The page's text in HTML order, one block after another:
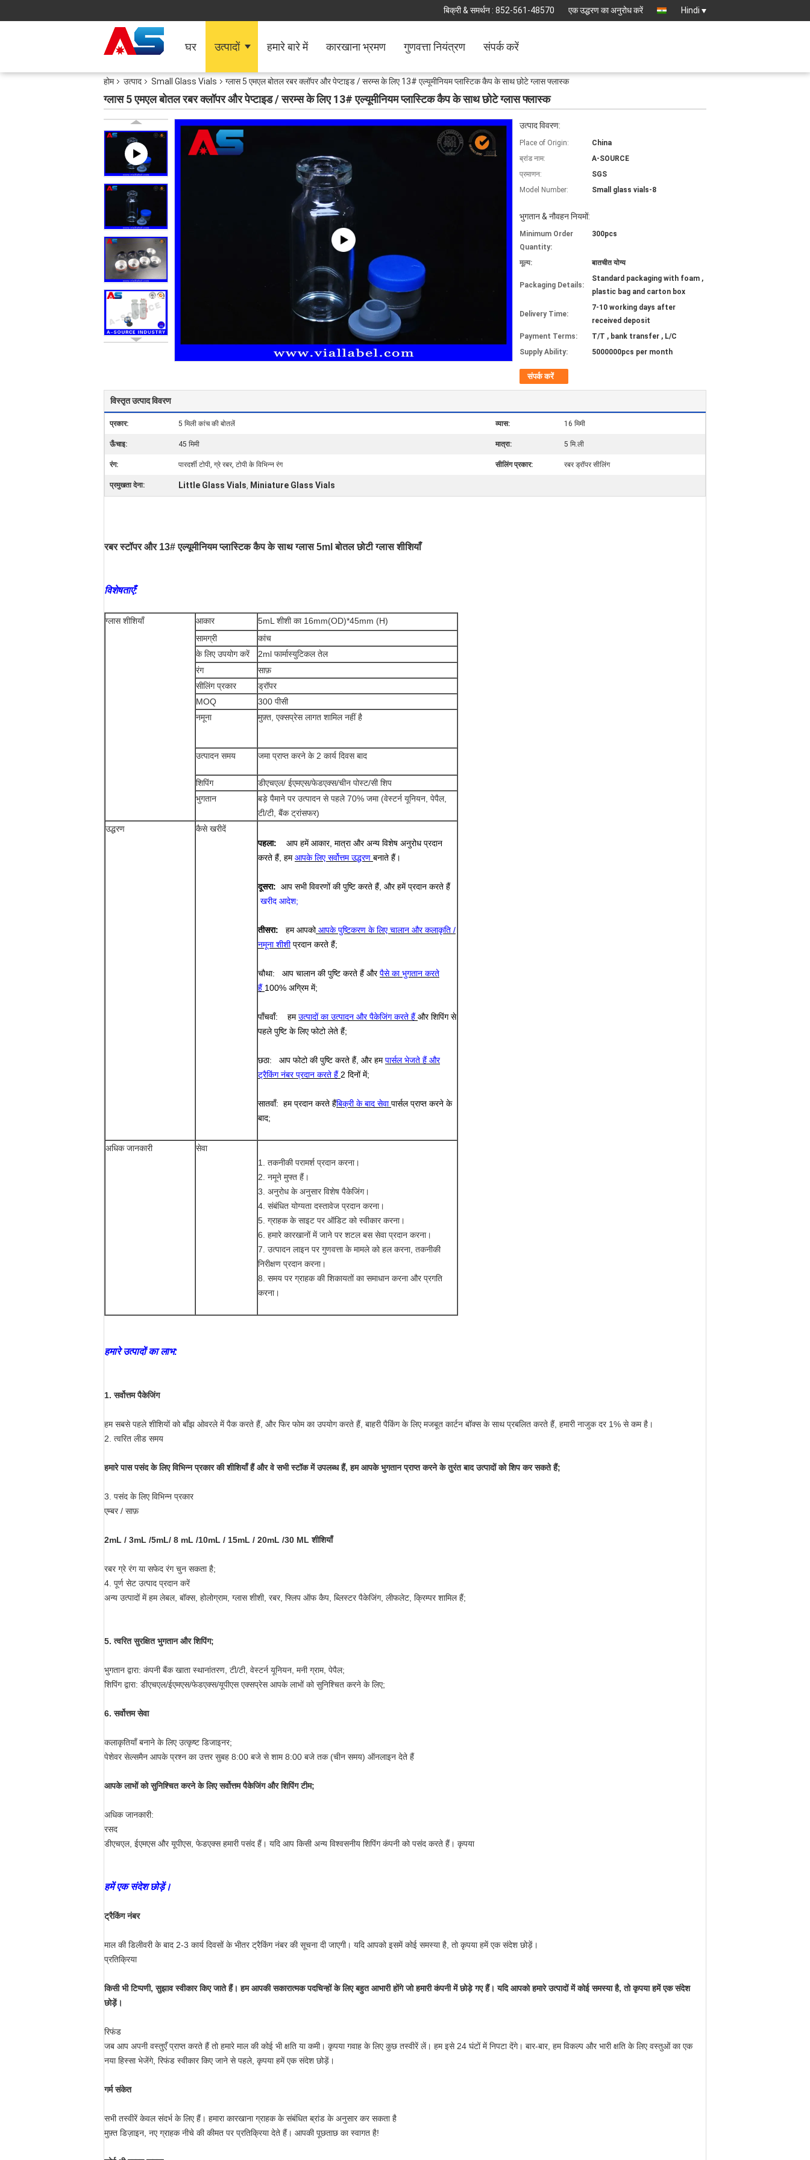
बिक्री & समर्थन : 852-561-48570 एक उद्धरण का अनुरोध करें Hindi
घर उत्पादों हमारे बारे में कारखाना भ्रमण गुणवत्ता नियंत्रण संपर्क करें
होम उत्पाद Small Glass Vials ग्लास 5 एमएल बोतल रबर क्लॉपर और पेप्टाइड / सरम्स के लिए 13# एल्यूमीनियम प्लास्टिक कैप के साथ छोटे ग्लास फ्लास्क
ग्लास 5 एमएल बोतल रबर क्लॉपर और पेप्टाइड / सरम्स के लिए 13# एल्यूमीनियम प्लास्टिक कैप के साथ छोटे ग्लास फ्लास्क
उत्पाद विवरण:
Place of Origin:
China
ब्रांड नाम:
A-SOURCE
प्रमाणन:
SGS
Model Number:
Small glass vials-8
भुगतान & नौवहन नियमों:
Minimum Order
Quantity:
300pcs
मूल्य: बातचीत योग्य
Packaging Details:
Standard packaging with foam ,
plastic bag and carton box
Delivery Time:
7-10 working days after
received deposit
Payment Terms:
T/T , bank transfer , L/C
Supply Ability:
5000000pcs per month
संपर्क करें
विस्तृत उत्पाद विवरण
प्रकार: 5 मिली कांच की बोतलें व्यास: 16 मिमी
ऊँचाइ: 45 मिमी मात्रा: 5 मि.ली
रंग: पारदर्शी टोपी, ग्रे रबर, टोपी के विभिन्न रंग सीलिंग प्रकार: रबर ड्रॉपर सीलिंग
प्रमुखता देना: Little Glass Vials, Miniature Glass Vials
रबर स्टॉपर और 13# एल्यूमीनियम प्लास्टिक कैप के साथ ग्लास 5ml बोतल छोटी ग्लास शीशियाँ
विशेषताएँ:
ग्लास शीशियाँ आकार
5mL शीशी का 16mm(OD)*45mm (H)
सामग्री
कांच
के लिए उपयोग करें
2ml फार्मास्युटिकल तेल
रंग
साफ़
सीलिंग प्रकार
ड्रॉपर
MOQ
300 पीसी
नमूना
मुफ़्त, एक्सप्रेस लागत शामिल नहीं है
उत्पादन समय जमा प्राप्त करने के 2 कार्य दिवस बाद
शिपिंग
डीएचएल/ ईएमएस/फेडएक्स/चीन पोस्ट/सी शिप
भुगतान
बड़े पैमाने पर उत्पादन से पहले 70% जमा (वेस्टर्न यूनियन, पेपैल,
टी/टी, बैंक ट्रांसफर)
उद्धरण
कैसे खरीदें
पहला:
आप हमें आकार, मात्रा और अन्य विशेष अनुरोध प्रदान
करते हैं, हमआपके लिए सर्वोत्तम उद्धरण बनाते हैं।
दूसरा: आप सभी विवरणों की पुष्टि करते हैं, और हमें प्रदान करते हैं
खरीद आदेश;
तीसरा: हम आपकोआपके पुष्टिकरण के लिए चालान और कलाकृति /
नमूना शीशी प्रदान करते हैं;
चौथा: आप चालान की पुष्टि करते हैं औरपैसे का भुगतान करते
हैं 100% अग्रिम में;
पाँचवाँ: हमउत्पादों का उत्पादन और पैकेजिंग करते हैं और शिपिंग से
पहले पुष्टि के लिए फोटो लेते हैं;
छठा: आप फोटो की पुष्टि करते हैं, और हमपार्सल भेजते हैं और
ट्रैकिंग नंबर प्रदान करते हैं 2 दिनों में;
सातवाँ: हम प्रदान करते हैंबिक्री के बाद सेवा पार्सल प्राप्त करने के
बाद;
अधिक जानकारी
सेवा
1. तकनीकी परामर्श प्रदान करना।
2. नमूने मुफ्त हैं।
3. अनुरोध के अनुसार विशेष पैकेजिंग।
4. संबंधित योग्यता दस्तावेज प्रदान करना।
5. ग्राहक के साइट पर ऑडिट को स्वीकार करना।
6. हमारे कारखानों में जाने पर शटल बस सेवा प्रदान करना।
7. उत्पादन लाइन पर गुणवत्ता के मामले को हल करना, तकनीकी
निरीक्षण प्रदान करना।
8. समय पर ग्राहक की शिकायतों का समाधान करना और प्रगति
करना।
हमारे उत्पादों का लाभ:
1. सर्वोत्तम पैकेजिंग
हम सबसे पहले शीशियों को बाँझ ओवरले में पैक करते हैं, और फिर फोम का उपयोग करते हैं, बाहरी पैकिंग के लिए मजबूत कार्टन बॉक्स के साथ प्रबलित करते हैं, हमारी नाजुक दर 1% से कम है।
2. त्वरित लीड समय
हमारे पास पसंद के लिए विभिन्न प्रकार की शीशियाँ हैं और वे सभी स्टॉक में उपलब्ध हैं, हम आपके भुगतान प्राप्त करने के तुरंत बाद उत्पादों को शिप कर सकते हैं;
3. पसंद के लिए विभिन्न प्रकार
एम्बर / साफ़
2mL / 3mL /5mL/ 8 mL /10mL / 15mL / 20mL /30 ML शीशियाँ
रबर ग्रे रंग या सफेद रंग चुन सकता है;
4. पूर्ण सेट उत्पाद प्रदान करें
अन्य उत्पादों में हम लेबल, बॉक्स, होलोग्राम, ग्लास शीशी, रबर, फ्लिप ऑफ कैप, ब्लिस्टर पैकेजिंग, लीफलेट, क्रिम्पर शामिल हैं;
5. त्वरित सुरक्षित भुगतान और शिपिंग;
भुगतान द्वारा: कंपनी बैंक खाता स्थानांतरण, टी/टी, वेस्टर्न यूनियन, मनी ग्राम, पेपैल;
शिपिंग द्वारा: डीएचएल/ईएमएस/फेडएक्स/यूपीएस एक्सप्रेस आपके लाभों को सुनिश्चित करने के लिए;
6. सर्वोत्तम सेवा
कलाकृतियाँ बनाने के लिए उत्कृष्ट डिजाइनर;
पेशेवर सेल्समैन आपके प्रश्न का उत्तर सुबह 8:00 बजे से शाम 8:00 बजे तक (चीन समय) ऑनलाइन देते हैं
आपके लाभों को सुनिश्चित करने के लिए सर्वोत्तम पैकेजिंग और शिपिंग टीम;
अधिक जानकारी:
रसद
डीएचएल, ईएमएस और यूपीएस, फेडएक्स हमारी पसंद हैं। यदि आप किसी अन्य विश्वसनीय शिपिंग कंपनी को पसंद करते हैं। कृपया
हमें एक संदेश छोड़ें।
ट्रैकिंग नंबर
माल की डिलीवरी के बाद 2-3 कार्य दिवसों के भीतर ट्रैकिंग नंबर की सूचना दी जाएगी। यदि आपको इसमें कोई समस्या है, तो कृपया हमें एक संदेश छोड़ें।
प्रतिक्रिया
किसी भी टिप्पणी, सुझाव स्वीकार किए जाते हैं। हम आपकी सकारात्मक पदचिन्हों के लिए बहुत आभारी होंगे जो हमारी कंपनी में छोड़े गए हैं। यदि आपको हमारे उत्पादों में कोई समस्या है, तो कृपया हमें एक संदेश
छोड़ें।
रिफंड
जब आप अपनी वस्तुएँ प्राप्त करते हैं तो हमारे माल की कोई भी क्षति या कमी। कृपया गवाह के लिए कुछ तस्वीरें लें। हम इसे 24 घंटों में निपटा देंगे। बार-बार, हम विकल्प और भारी क्षति के लिए वस्तुओं का एक
नया हिस्सा भेजेंगे, रिफंड स्वीकार किए जाने से पहले, कृपया हमें एक संदेश छोड़ें।
गर्म संकेत
सभी तस्वीरें केवल संदर्भ के लिए हैं। हमारा कारखाना ग्राहक के संबंधित ब्रांड के अनुसार कर सकता है
मुफ़्त डिज़ाइन, नए ग्राहक नीचे की कीमत पर प्रतिक्रिया देते हैं। आपकी पूछताछ का स्वागत है!